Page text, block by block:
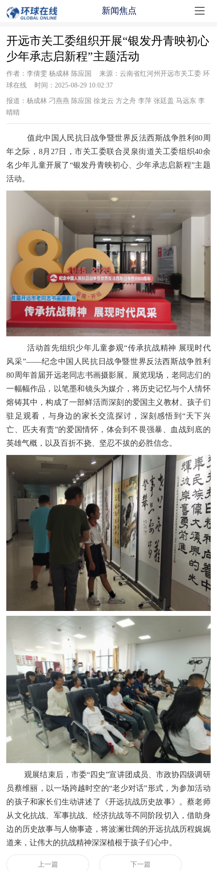
新闻焦点 
开远市关工委组织开展“银发丹青映初心
少年承志启新程”主题活动
作者：李倩雯 杨成林 陈应国 来源：云南省红河州开远市关工委 环
球在线 时间：2025-08-29 10:02:37
报道：杨成林 刁燕燕 陈应国 徐龙云 方之舟 李萍 张廷盖 马远东 李
晴晴
值此中国人民抗日战争暨世界反法西斯战争胜利80周
年之际， 8月 27日，市关工委联合灵泉街道关工委组织40余
名少年儿童开展了“银发丹青映初心、少年承志启新程”主题
活动。
活动首先组织少年儿童参观“传承抗战精神 展现时代
风采”——纪念中国人民抗日战争暨世界反法西斯战争胜利
80周年首届开远老同志书画摄影展。展览现场， 老同志们的
一幅幅作品 ，
以笔墨和镜头为媒介，将历史记忆与个人情怀
熔铸其中，构成了一部鲜活而深刻的爱国主义教材。孩子们
驻足观看，与身边的家长交流探讨，深刻感悟到 “天下兴
亡、匹夫有责”的爱国情怀，体会到不畏强暴、血战到底的
英雄气概，以及百折不挠、坚忍不拔的必胜信念。
观展结束后，市委“四史”宣讲团成员、市政协四级调研
员蔡维丽，以一场跨越时空的“老少对话”形式，为参加活动
的孩子和家长们生动讲述了《开远抗战历史故事》。蔡老师
从文化抗战、军事抗战、经济抗战等不同阶段切入，借助身
边的历史故事与人物事迹，将波澜壮阔的开远抗战历程娓娓
道来，让伟大的抗战精神深深植根于孩子们心中。
上一篇 下一篇